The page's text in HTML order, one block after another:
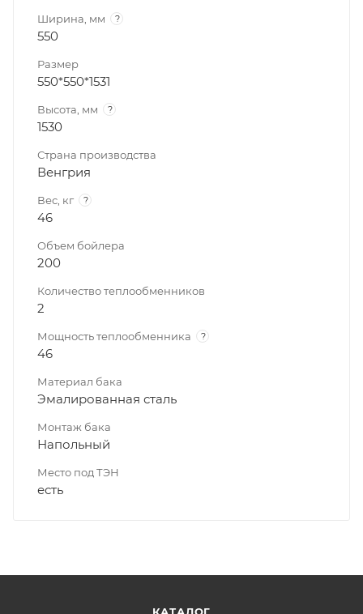
Ширина, мм ?
550
Размер
550*550*1531
Высота, мм ?
1530
Страна производства
Венгрия
Вес, кг ?
46
Объем бойлера
200
Количество теплообменников
2
Мощность теплообменника ?
46
Материал бака
Эмалированная сталь
Монтаж бака
Напольный
Место под ТЭН
есть